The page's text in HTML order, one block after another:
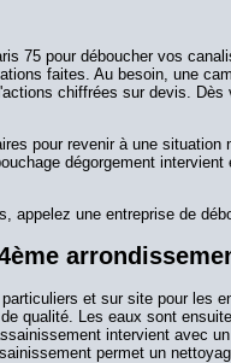
75 pour déboucher vos
faites. Au besoin, une
chiffrées sur devis.
pour revenir à une
dégorgement
une entreprise de
et sur site pour les
qualité. Les eaux sont
intervient avec
permet un